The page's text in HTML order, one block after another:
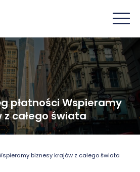
płatności Wspieramy
całego świata
biznesy krajów z całego świata